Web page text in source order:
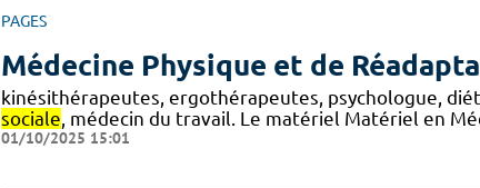
PAGES
Médecine Physique et de
kinésithérapeutes, ergothérapeutes, psychologue,
sociale, médecin du travail. Le matériel Matériel en
01/10/2025 15:01